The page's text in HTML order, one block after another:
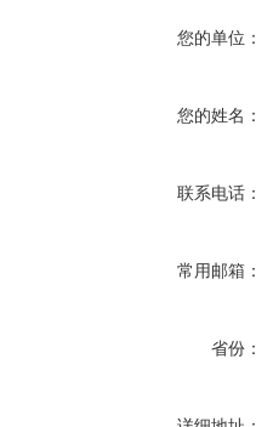
您的单位：
您的姓名：
联系电话：
常用邮箱：
省份：